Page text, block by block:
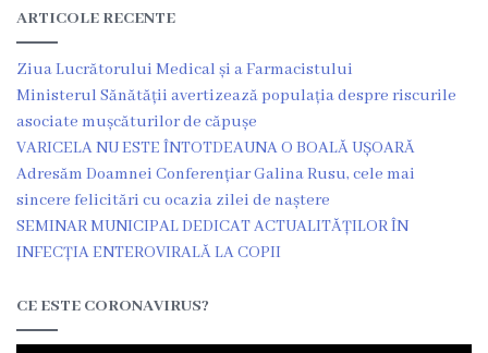
ARTICOLE RECENTE
Ziua Lucrătorului Medical și a Farmacistului
Ministerul Sănătății avertizează populația despre riscurile
asociate mușcăturilor de căpușe
VARICELA NU ESTE ÎNTOTDEAUNA O BOALĂ UȘOARĂ
Adresăm Doamnei Conferențiar Galina Rusu, cele mai
sincere felicitări cu ocazia zilei de naștere
SEMINAR MUNICIPAL DEDICAT ACTUALITĂȚILOR ÎN
INFECȚIA ENTEROVIRALĂ LA COPII
CE ESTE CORONAVIRUS?